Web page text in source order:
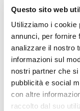
Questo sito web
Utilizziamo i cookie
annunci, per fornire
analizzare il nostro
informazioni sul
nostri partner che
pubblicità e social
con altre
raccolto dal suo
Sacchi
SACCO